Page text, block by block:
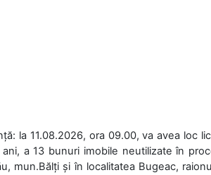
la 11.08.2026, ora 09.00, va avea loc
a 13 bunuri imobile neutilizate în
mun.Bălți și în localitatea Bugeac,